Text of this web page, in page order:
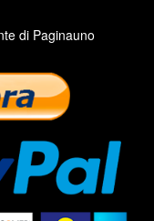
di Paginauno